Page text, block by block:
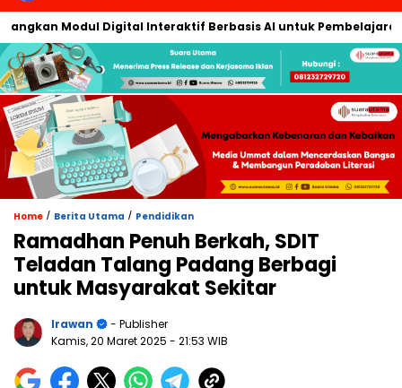
Modul Digital Interaktif Berbasis AI untuk Pembelajaran
Home / Berita Utama / Pendidikan
Ramadhan Penuh Berkah, SDIT
Teladan Talang Padang Berbagi
untuk Masyarakat Sekitar
Irawan
- Publisher
Kamis, 20 Maret 2025 - 21:53 WIB